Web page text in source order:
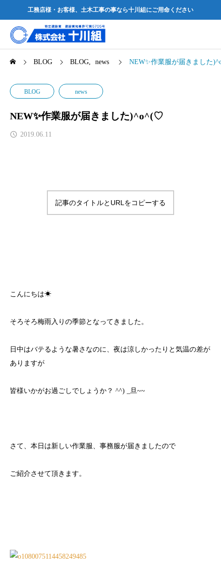
工務店様・お客様、土木工事の事なら十川組にご用命ください
BLOG BLOG news NEW✨作業服が届きました
BLOG news
NEW✨作業服が届きました)^o^(♡
2019.06.11
記事のタイトルとURLをコピーする
こんにちは☀
そろそろ梅雨入りの季節となってきました。
日中はバテるような暑さなのに、夜は涼しかったりと気温の差が
ありますが
皆様いかがお過ごしでしょうか？ ^^) _旦~~
さて、本日は新しい作業服、事務服が届きましたので
ご紹介させて頂きます。